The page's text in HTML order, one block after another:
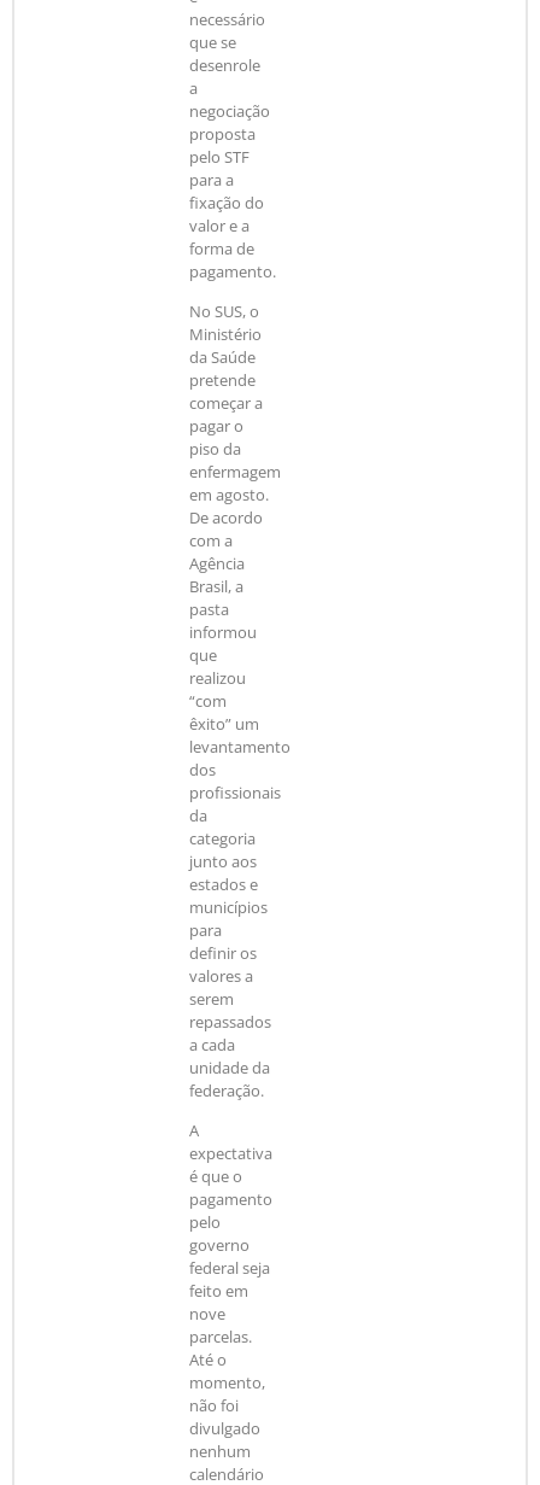
necessário
que se
desenrole
a
negociação
proposta
pelo STF
para a
fixação do
valor e a
forma de
pagamento.
No SUS, o
Ministério
da Saúde
pretende
começar a
pagar o
piso da
enfermagem
em agosto.
De acordo
com a
Agência
Brasil, a
pasta
informou
que
realizou
“com
êxito” um
levantamento
dos
profissionais
da
categoria
junto aos
estados e
municípios
para
definir os
valores a
serem
repassados
a cada
unidade da
federação.
A
expectativa
é que o
pagamento
pelo
governo
federal seja
feito em
nove
parcelas.
Até o
momento,
não foi
divulgado
nenhum
calendário